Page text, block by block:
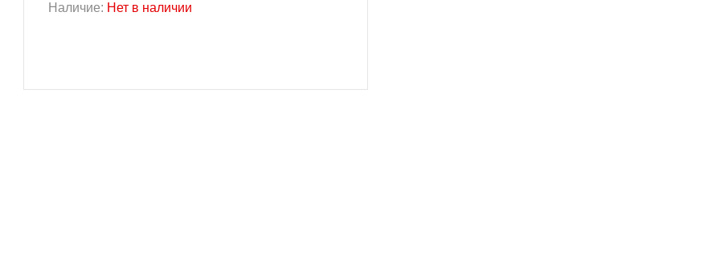
Наличие: Нет в наличии